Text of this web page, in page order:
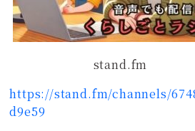
stand.fm
https://stand.fm/channels/
d9e59